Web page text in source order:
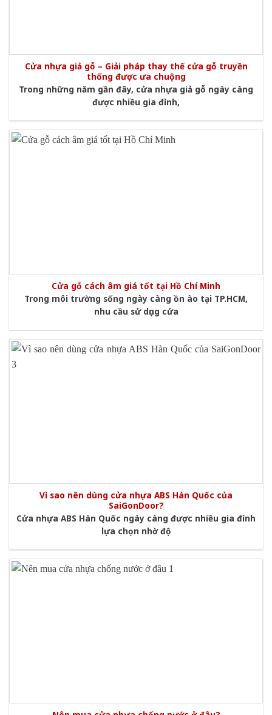
Cửa nhựa giả gỗ – Giải pháp thay thế cửa gỗ truyền
thống được ưa chuộng
Trong những năm gần đây, cửa nhựa giả gỗ ngày càng
được nhiều gia đình,
Cửa gỗ cách âm giá tốt tại Hồ Chí Minh
Trong môi trường sống ngày càng ồn ào tại TP.HCM,
nhu cầu sử dụng cửa
Vì sao nên dùng cửa nhựa ABS Hàn Quốc của
SaiGonDoor?
Cửa nhựa ABS Hàn Quốc ngày càng được nhiều gia đình
lựa chọn nhờ độ